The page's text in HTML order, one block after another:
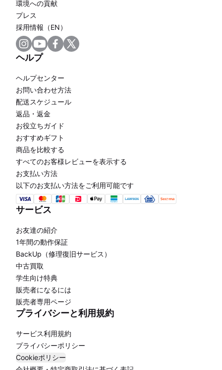
環境への貢献
プレス
採用情報（EN）
ヘルプ
ヘルプセンター
お問い合わせ方法
配送スケジュール
返品・返金
お役立ちガイド
おすすめギフト
商品を比較する
すべてのお客様レビューを表示する
お支払い方法
以下のお支払い方法をご利用可能です
サービス
お友達の紹介
1年間の動作保証
BackUp（修理復旧サービス）
中古買取
学生向け特典
販売者になるには
販売者専用ページ
プライバシーと利用規約
サービス利用規約
プライバシーポリシー
Cookieポリシー